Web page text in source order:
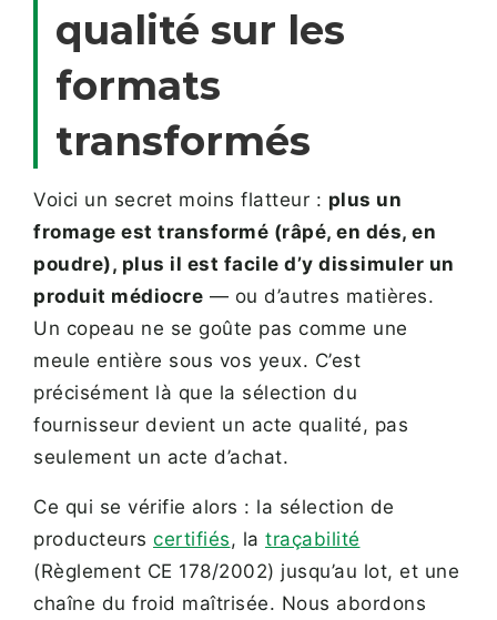
qualité sur les
formats
transformés
Voici un secret moins flatteur : plus un
fromage est transformé (râpé, en dés, en
poudre), plus il est facile d’y dissimuler un
produit médiocre — ou d’autres matières.
Un copeau ne se goûte pas comme une
meule entière sous vos yeux. C’est
précisément là que la sélection du
fournisseur devient un acte qualité, pas
seulement un acte d’achat.
Ce qui se vérifie alors : la sélection de
producteurs certifiés, la traçabilité
(Règlement CE 178/2002) jusqu’au lot, et une
chaîne du froid maîtrisée. Nous abordons